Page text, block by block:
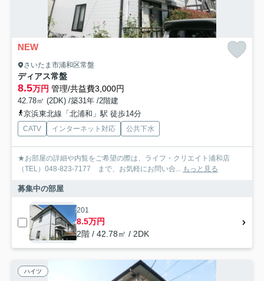
NEW
さいたま市浦和区常盤
ディアス常盤
8.5万円 管理/共益費3,000円
42.78㎡ (2DK) /築31年 /2階建
京浜東北線「北浦和」駅 徒歩14分
CATV インターネット対応 公共下水
★お部屋の詳細や内覧をご希望の際は、ライフ・クリエイト浦和店
（TEL）048-823-7177 まで、お気軽にお問い合... もっと見る
募集中の部屋
201
8.5万円
2階 / 42.78㎡ / 2DK
ハイツ